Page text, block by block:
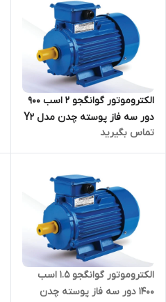
الکتروموتور گوانگجو 2 اسب 900
دور سه فاز پوسته چدن مدل Y2
ترمینال بالا
تماس بگیرید
الکتروموتور گوانگجو 1.5 اسب
1400 دور سه فاز پوسته چدن